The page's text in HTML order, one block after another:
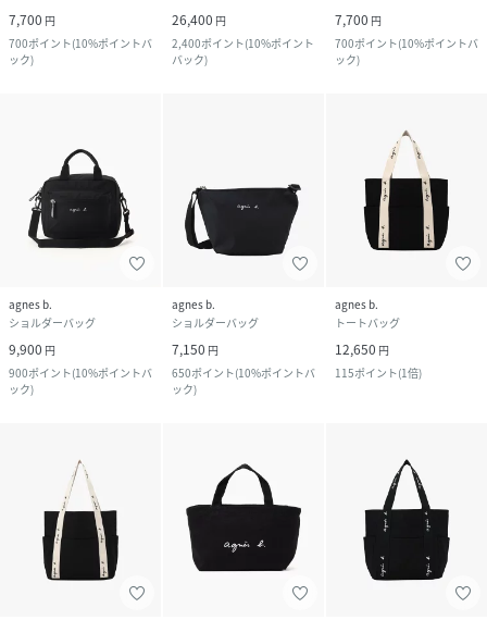
7,700 円
700ポイント(10%ポイントバ
ック)
26,400 円
2,400ポイント(10%ポイント
バック)
7,700 円
700ポイント(10%ポイントバ
ック)
agnes b.
ショルダーバッグ
9,900 円
900ポイント(10%ポイントバ
ック)
agnes b.
ショルダーバッグ
7,150 円
650ポイント(10%ポイントバ
ック)
agnes b.
トートバッグ
12,650 円
115ポイント(1倍)